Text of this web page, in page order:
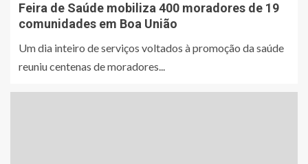
Feira de Saúde mobiliza 400 moradores de 19
comunidades em Boa União
Um dia inteiro de serviços voltados à promoção da saúde
reuniu centenas de moradores...